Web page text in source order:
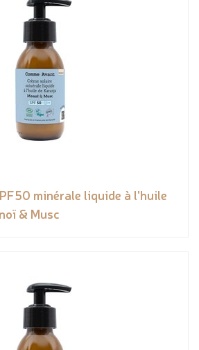
minérale liquide à l'huile
& Musc